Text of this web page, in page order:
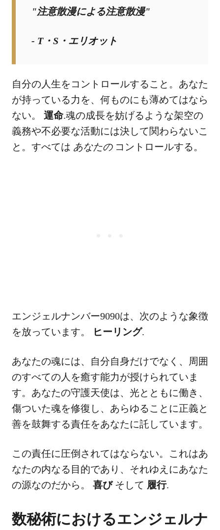
"注意散漫による注意散漫"
- T・S・エリオット
自分の人生をコントロールすること。あなた
が持っている力を、何ものにも薄めてはなら
ない。 運命.魂の成長を妨げるような架空の
義務や不必要な活動には決して関わらないこ
と。すべては あなたのコントロールする。
エンジェルナンバー9090は、次のような象徴
を放っています。
ヒーリング.
あなたの魂には、自分自身だけでなく、周囲
のすべての人を癒す能力が授けられていま
す。あなたの守護天使は、光とともに働き、
傷ついた魂を修復し、あらゆることに正義と
善を鼓舞する責任をあなたに託しています。
この責任に圧倒されてはならない。これはあ
なたの内なる目的であり、それゆえにあなた
の源なのだから。 喜びそして 履行.
数秘術におけるエンジェルナ